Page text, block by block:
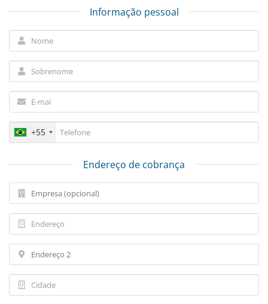
Informação pessoal
+55
Endereço de cobrança